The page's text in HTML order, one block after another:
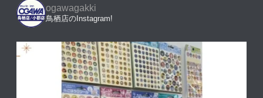
ogawagakki
鳥栖店のInstagram!